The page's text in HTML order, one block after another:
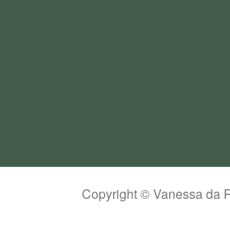
Copyright © Vanessa da